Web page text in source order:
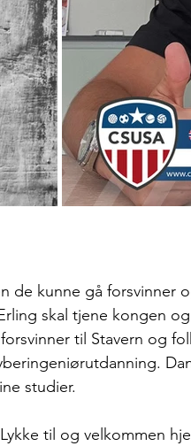
de kunne gå forsvinner
skal tjene kongen
til Stavern og
studier.
til og velkommen